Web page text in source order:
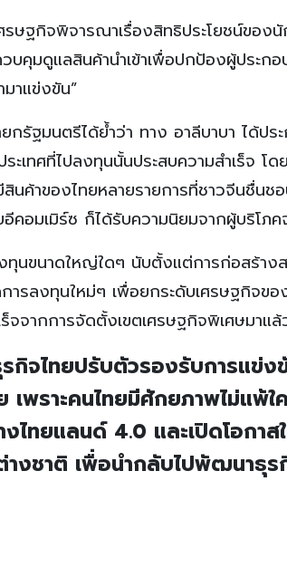
รษฐกิจพิจารณาเรื่องสิทธิประโยชน์ของ
คุมดูแลสินค้านำเข้าเพื่อปกป้องผู้ประก
าแข่งขัน”
กรัฐมนตรีได้ย้ำว่า ทาง อาลีบาบา ได้ปร
ะเทศที่ไปลงทุนนั้นประสบความสำเร็จ โ
นค้าของไทยหลายรายการที่ชาวจีนชื่นช
อีคอมเมิร์ซ ก็ได้รับความนิยมจากผู้บริโภ
งทุนขนาดใหญ่ใดๆ นับตั้งแต่การก่อสร้
ารลงทุนใหม่ๆ เพื่อยกระดับเศรษฐกิจขอ
ร็จจากการจัดตั้งเขตเศรษฐกิจพิเศษมาแล้
รกิจไทยปรับตัวรองรับการแข่
เพราะคนไทยมีศักยภาพไม่แพ้
ไทยแลนด์ 4.0 และเปิดโอกาส
งชาติ เพื่อนำกลับไปพัฒนาธุ